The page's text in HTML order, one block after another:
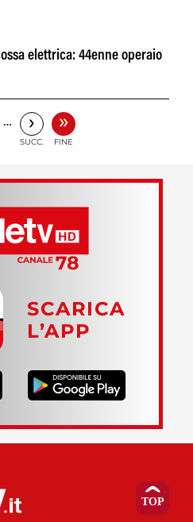
elettrica: 44enne operaio
… ›
SUCC.
»
FINE
SCARICA
L’APP